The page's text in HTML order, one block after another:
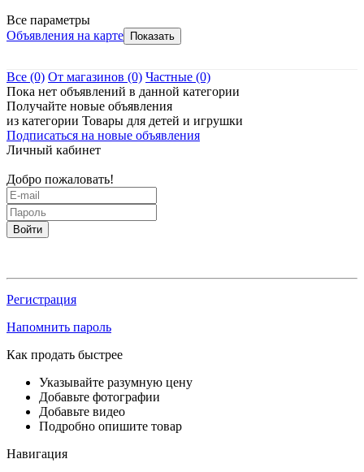
Все параметры
Объявления на карте
Все (0) От магазинов (0) Частные (0)
Пока нет объявлений в данной категории
Получайте новые объявления
из категории Товары для детей и игрушки
Подписаться на новые объявления
Личный кабинет
Добро пожаловать!
Войти
Регистрация
Напомнить пароль
Как продать быстрее
Указывайте разумную цену
Добавьте фотографии
Добавьте видео
Подробно опишите товар
Навигация